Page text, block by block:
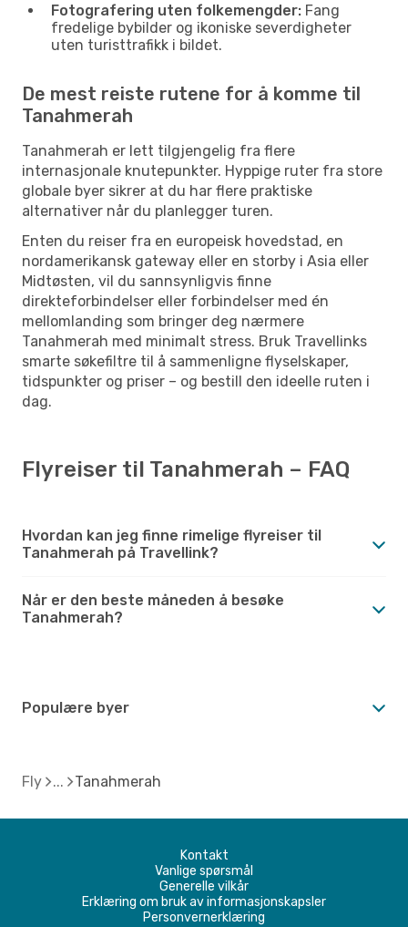
Fotografering uten folkemengder: Fang
fredelige bybilder og ikoniske severdigheter
uten turisttrafikk i bildet.
De mest reiste rutene for å komme til
Tanahmerah
Tanahmerah er lett tilgjengelig fra flere
internasjonale knutepunkter. Hyppige ruter fra store
globale byer sikrer at du har flere praktiske
alternativer når du planlegger turen.
Enten du reiser fra en europeisk hovedstad, en
nordamerikansk gateway eller en storby i Asia eller
Midtøsten, vil du sannsynligvis finne
direkteforbindelser eller forbindelser med én
mellomlanding som bringer deg nærmere
Tanahmerah med minimalt stress. Bruk Travellinks
smarte søkefiltre til å sammenligne flyselskaper,
tidspunkter og priser – og bestill den ideelle ruten i
dag.
Flyreiser til Tanahmerah – FAQ
Hvordan kan jeg finne rimelige flyreiser til
Tanahmerah på Travellink?
Når er den beste måneden å besøke
Tanahmerah?
Populære byer
Fly Tanahmerah
Kontakt
Vanlige spørsmål
Generelle vilkår
Erklæring om bruk av informasjonskapsler
Personvernerklæring